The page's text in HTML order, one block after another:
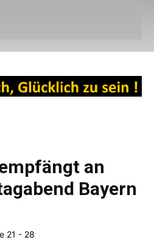
an
Bayern
21 - 28